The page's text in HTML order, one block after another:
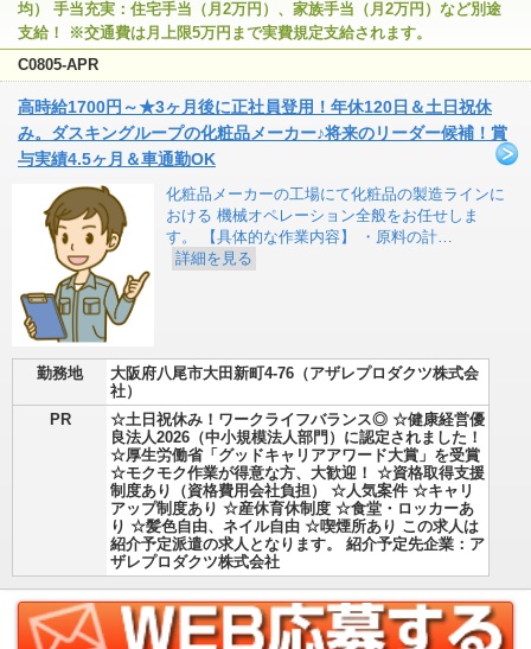
均） 手当充実：住宅手当（月2万円）、家族手当（月2万円）など別途
支給！ ※交通費は月上限5万円まで実費規定支給されます。
C0805-APR
高時給1700円～★3ヶ月後に正社員登用！年休120日＆土日祝休
み。ダスキングループの化粧品メーカー♪将来のリーダー候補！賞
与実績4.5ヶ月＆車通勤OK
化粧品メーカーの工場にて化粧品の製造ラインに
おける 機械オペレーション全般をお任せしま
す。 【具体的な作業内容】 ・原料の計…
詳細を見る
勤務地
大阪府八尾市大田新町4-76（アザレプロダクツ株式会
社）
PR
☆土日祝休み！ワークライフバランス◎ ☆健康経営優
良法人2026（中小規模法人部門）に認定されました！
☆厚生労働省「グッドキャリアアワード大賞」を受賞
☆モクモク作業が得意な方、大歓迎！ ☆資格取得支援
制度あり（資格費用会社負担） ☆人気案件 ☆キャリ
アップ制度あり ☆産休育休制度 ☆食堂・ロッカーあ
り ☆髪色自由、ネイル自由 ☆喫煙所あり この求人は
紹介予定派遣の求人となります。 紹介予定先企業：ア
ザレプロダクツ株式会社